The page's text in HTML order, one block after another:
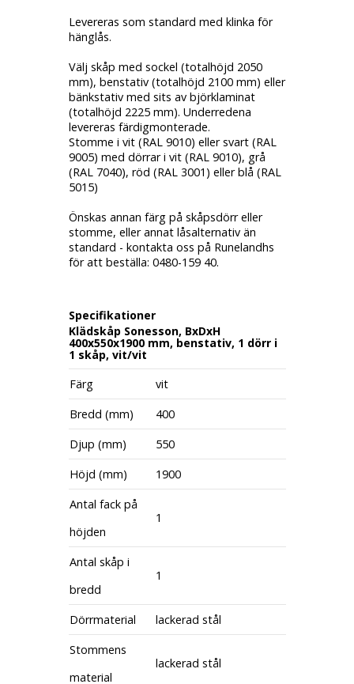
Levereras som standard med klinka för
hänglås.
Välj skåp med sockel (totalhöjd 2050
mm), benstativ (totalhöjd 2100 mm) eller
bänkstativ med sits av björklaminat
(totalhöjd 2225 mm). Underredena
levereras färdigmonterade.
Stomme i vit (RAL 9010) eller svart (RAL
9005) med dörrar i vit (RAL 9010), grå
(RAL 7040), röd (RAL 3001) eller blå (RAL
5015)
Önskas annan färg på skåpsdörr eller
stomme, eller annat låsalternativ än
standard - kontakta oss på Runelandhs
för att beställa: 0480-159 40.
Specifikationer
Klädskåp Sonesson, BxDxH
400x550x1900 mm, benstativ, 1 dörr i
1 skåp, vit/vit
Färg
vit
Bredd (mm)
400
Djup (mm)
550
Höjd (mm)
1900
Antal fack på
höjden
1
Antal skåp i
bredd
1
Dörrmaterial
lackerad stål
Stommens
material
lackerad stål